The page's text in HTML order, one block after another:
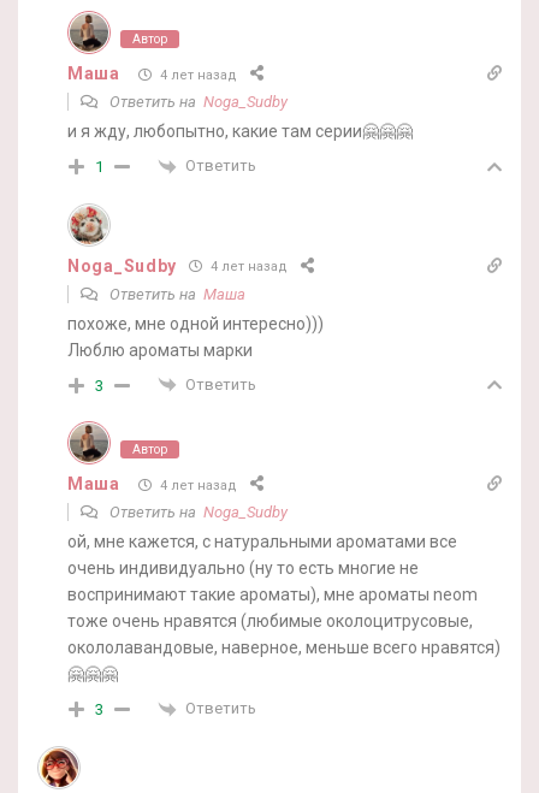
Автор
Маша 4 лет назад
Ответить на Noga_Sudby
и я жду, любопытно, какие там серии🤗🤗🤗
1 Ответить
Noga_Sudby 4 лет назад
Ответить на Маша
похоже, мне одной интересно)))
Люблю ароматы марки
3 Ответить
Автор
Маша 4 лет назад
Ответить на Noga_Sudby
ой, мне кажется, с натуральными ароматами все
очень индивидуально (ну то есть многие не
воспринимают такие ароматы), мне ароматы neom
тоже очень нравятся (любимые околоцитрусовые,
окололавандовые, наверное, меньше всего нравятся)
🤗🤗🤗
3 Ответить